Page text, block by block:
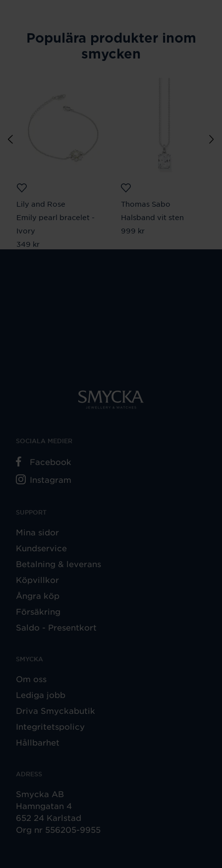
Populära produkter inom
smycken
Lily and Rose
Emily pearl bracelet -
Ivory
Pris:349 kr
349 kr
Thomas Sabo
Halsband vit sten
Pris: 999 kr
999 kr
SUPPORT
Mina sidor
Kundservice
Betalning & leverans
Köpvillkor
Ångra köp
Försäkring
Saldo - Presentkort
SMYCKA
Om oss
Lediga jobb
Driva Smyckabutik
Integritetspolicy
Hållbarhet
ADRESS
Smycka AB
Hamngatan 4
652 24 Karlstad
Org nr 556205-9955
SOCIALA MEDIER
Facebook
Instagram